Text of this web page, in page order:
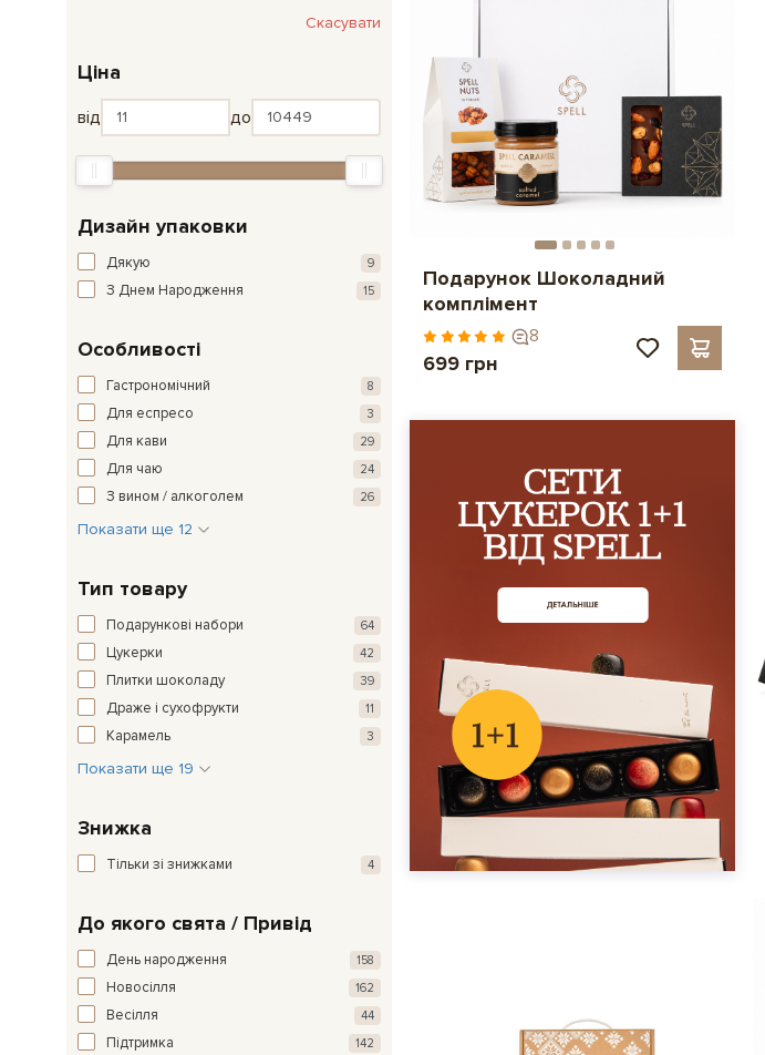
Скасувати
Ціна
від до
Дизайн упаковки
Дякую 9
З Днем Народження 15
Особливості
Гастрономічний 8
Для еспресо 3
Для кави 29
Для чаю 24
З вином / алкоголем 26
Показати ще 12
Тип товару
Подарункові набори 64
Цукерки 42
Плитки шоколаду 39
Драже і сухофрукти 11
Карамель 3
Показати ще 19
Знижка
Тільки зі знижками 4
До якого свята / Привід
День народження 158
Новосілля 162
Весілля 44
Підтримка 142
Подарунок Шоколадний
комплімент
8
699 грн